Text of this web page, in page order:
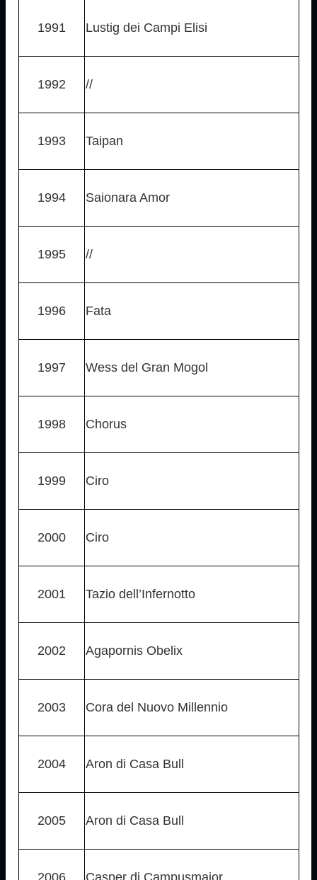
1991 Lustig dei Campi Elisi
1992 //
1993 Taipan
1994 Saionara Amor
1995 //
1996 Fata
1997 Wess del Gran Mogol
1998 Chorus
1999 Ciro
2000 Ciro
2001 Tazio dell’Infernotto
2002 Agapornis Obelix
2003 Cora del Nuovo Millennio
2004 Aron di Casa Bull
2005 Aron di Casa Bull
2006 Casper di Campusmaior